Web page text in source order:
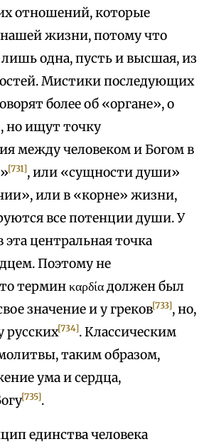
отношений, которые
жизни, потому что
лишь одна, пусть и высшая, из
Мистики последующих
более об «органе», о
но ищут точку
между человеком и Богом в
[731], или «сущности души»
или в «корне» жизни,
все потенции души. У
центральная точка
Поэтому не
термин καρδία должен был
значение и у греков[733], но,
русских[734]. Классическим
таким образом,
ума и сердца,
[735].
единства человека